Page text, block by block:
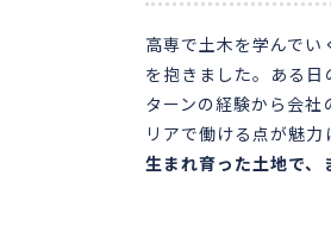
高専で土木を学んで
を抱きました。ある
ターンの経験から会
リアで働ける点が魅力
生まれ育った土地で